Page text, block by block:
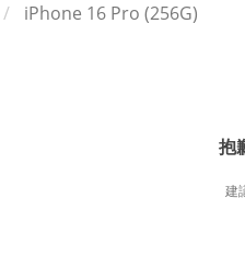
iPhone 16 Pro (256G)
抱
建